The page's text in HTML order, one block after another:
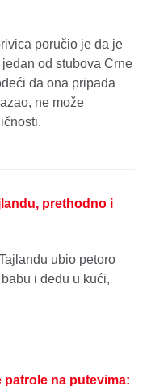
poručio je da je
od stubova Crne
da ona pripada
ne može
prethodno i
ubio petoro
i dedu u kući,
patrole na putevima: